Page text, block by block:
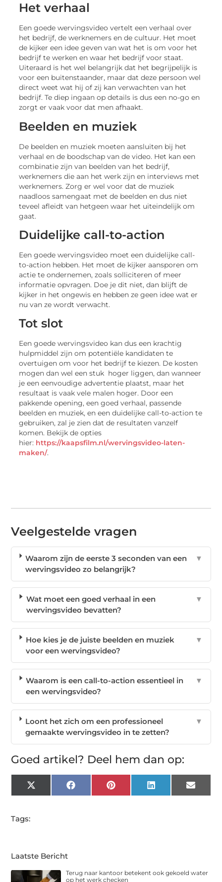
Het verhaal
Een goede wervingsvideo vertelt een verhaal over
het bedrijf, de werknemers en de cultuur. Het moet
de kijker een idee geven van wat het is om voor het
bedrijf te werken en waar het bedrijf voor staat.
Uiteraard is het wel belangrijk dat het begrijpelijk is
voor een buitenstaander, maar dat deze persoon wel
direct weet wat hij of zij kan verwachten van het
bedrijf. Te diep ingaan op details is dus een no-go en
zorgt er vaak voor dat men afhaakt.
Beelden en muziek
De beelden en muziek moeten aansluiten bij het
verhaal en de boodschap van de video. Het kan een
combinatie zijn van beelden van het bedrijf,
werknemers die aan het werk zijn en interviews met
werknemers. Zorg er wel voor dat de muziek
naadloos samengaat met de beelden en dus niet
teveel afleidt van hetgeen waar het uiteindelijk om
gaat.
Duidelijke call-to-action
Een goede wervingsvideo moet een duidelijke call-
to-action hebben. Het moet de kijker aansporen om
actie te ondernemen, zoals solliciteren of meer
informatie opvragen. Doe je dit niet, dan blijft de
kijker in het ongewis en hebben ze geen idee wat er
nu van ze wordt verwacht.
Tot slot
Een goede wervingsvideo kan dus een krachtig
hulpmiddel zijn om potentiële kandidaten te
overtuigen om voor het bedrijf te kiezen. De kosten
mogen dan wel een stuk hoger liggen, dan wanneer
je een eenvoudige advertentie plaatst, maar het
resultaat is vaak vele malen hoger. Door een
pakkende opening, een goed verhaal, passende
beelden en muziek, en een duidelijke call-to-action te
gebruiken, zal je zien dat de resultaten vanzelf
komen. Bekijk de opties
hier: https://kaapsfilm.nl/wervingsvideo-laten-
maken/.
Veelgestelde vragen
Waarom zijn de eerste 3 seconden van een
wervingsvideo zo belangrijk?
▼
Wat moet een goed verhaal in een
wervingsvideo bevatten?
▼
Hoe kies je de juiste beelden en muziek
voor een wervingsvideo?
▼
Waarom is een call-to-action essentieel in
een wervingsvideo?
▼
Loont het zich om een professioneel
gemaakte wervingsvideo in te zetten?
▼
Goed artikel? Deel hem dan op:
X
(Twitter)
FacebookPinterest LinkedIn Email
Tags:
Laatste Bericht
Terug naar kantoor betekent ook gekoeld water
op het werk checken